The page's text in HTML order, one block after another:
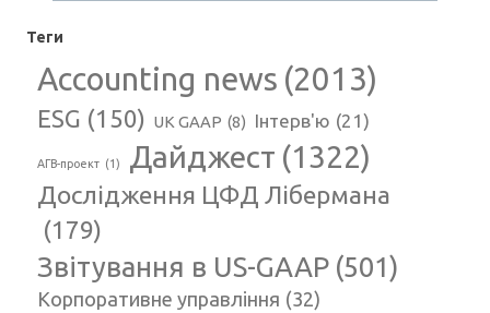
Теги
Accounting news (2013)
ESG (150) UK GAAP (8) Інтерв'ю (21)
АГВ-проект (1) Дайджест (1322)
Дослідження ЦФД Лібермана
(179)
Звітування в US-GAAP (501)
Корпоративне управління (32)